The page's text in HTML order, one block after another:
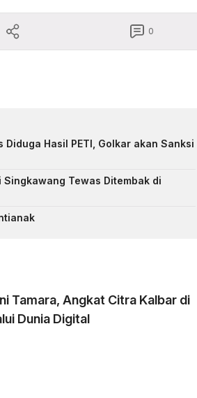
0
Diduga Hasil PETI, Golkar akan Sanksi
Tewas Ditembak di
Tamara, Angkat Citra Kalbar di
Dunia Digital